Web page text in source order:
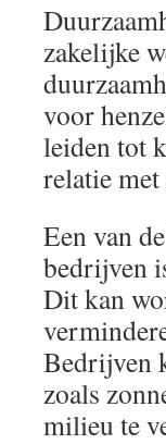
zakelijke
voor
leiden tot
relatie
Een van
bedrijven
Dit kan
Bedrijven
zoals
milieu te